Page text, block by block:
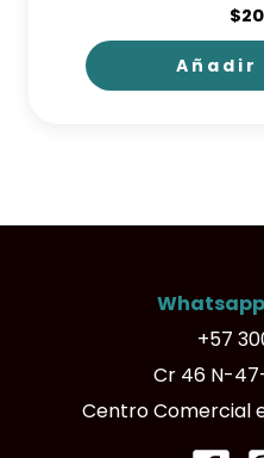
$
+57
Cr 46 N-
Centro Comercial